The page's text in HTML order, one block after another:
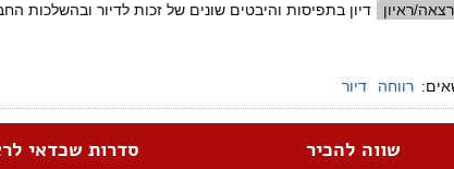
ראיון דיון בתפיסות והיבטים שונים של זכות לדיור ובהשלכות
רווחה דיור
שווה להכיר סדרות שכדאי